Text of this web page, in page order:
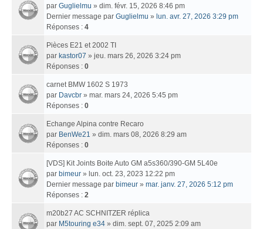
par Guglielmu » dim. févr. 15, 2026 8:46 pm
Dernier message par Guglielmu » lun. avr. 27, 2026 3:29 pm
Réponses : 4
Pièces E21 et 2002 TI
par kastor07 » jeu. mars 26, 2026 3:24 pm
Réponses : 0
carnet BMW 1602 S 1973
par Davcbr » mar. mars 24, 2026 5:45 pm
Réponses : 0
Echange Alpina contre Recaro
par BenWe21 » dim. mars 08, 2026 8:29 am
Réponses : 0
[VDS] Kit Joints Boite Auto GM a5s360/390-GM 5L40e
par bimeur » lun. oct. 23, 2023 12:22 pm
Dernier message par bimeur » mar. janv. 27, 2026 5:12 pm
Réponses : 2
m20b27 AC SCHNITZER réplica
par M5touring e34 » dim. sept. 07, 2025 2:09 am